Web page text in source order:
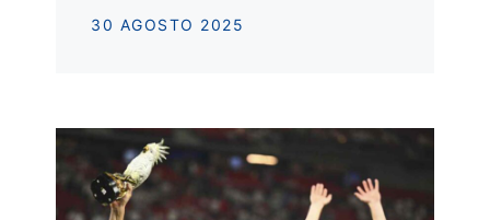
30 AGOSTO 2025